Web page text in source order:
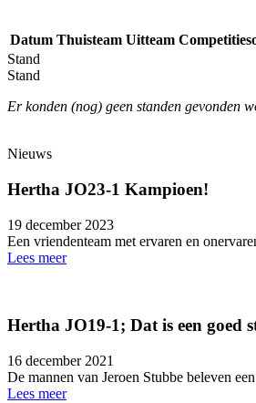
Datum Thuisteam Uitteam
Stand
Stand
Er konden (nog) geen standen gevonden
Nieuws
Hertha JO23-1 Kampioen!
19 december 2023
Een vriendenteam met ervaren en
Lees meer
Hertha JO19-1; Dat is een goed
16 december 2021
De mannen van Jeroen Stubbe beleven
Lees meer